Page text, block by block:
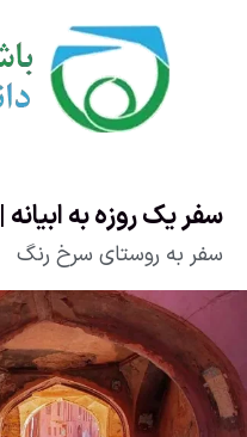
سفر یک روزه به ابیانه | 11 خرداد 1402
سفر به روستای سرخ رنگ